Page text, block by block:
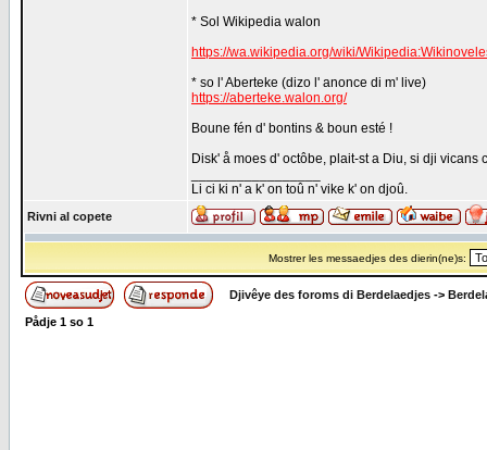
* Sol Wikipedia walon
https://wa.wikipedia.org/wiki/
* so l' Aberteke (dizo l' anonce di m' live)
https://aberteke.walon.org/
Boune fén d' bontins & boun esté !
Disk' å moes d' octôbe, plait-st a Diu, si dji vicans
Li ci ki n' a k' on toû n' vike k' on djoû.
Rivni al copete
Mostrer les messaedjes des dierin(ne)s:
Djivêye des foroms di Berdelaedjes ->
Pådje 1 so 1